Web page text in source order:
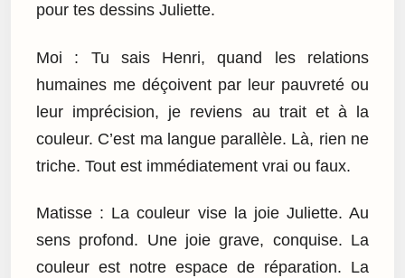
pour tes dessins Juliette.
Moi : Tu sais Henri, quand les relations
humaines me déçoivent par leur pauvreté ou
leur imprécision, je reviens au trait et à la
couleur. C’est ma langue parallèle. Là, rien ne
triche. Tout est immédiatement vrai ou faux.
Matisse : La couleur vise la joie Juliette. Au
sens profond. Une joie grave, conquise. La
couleur est notre espace de réparation. La